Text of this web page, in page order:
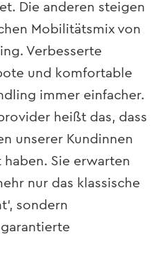
Die anderen steigen
Mobilitätsmix von
Verbesserte
und komfortable
immer einfacher.
heißt das, dass
unserer Kundinnen
Sie erwarten
nur das klassische
sondern